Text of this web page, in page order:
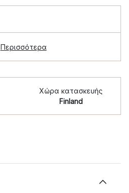
Περισσότερα
Χώρα κατασκευής
Finland